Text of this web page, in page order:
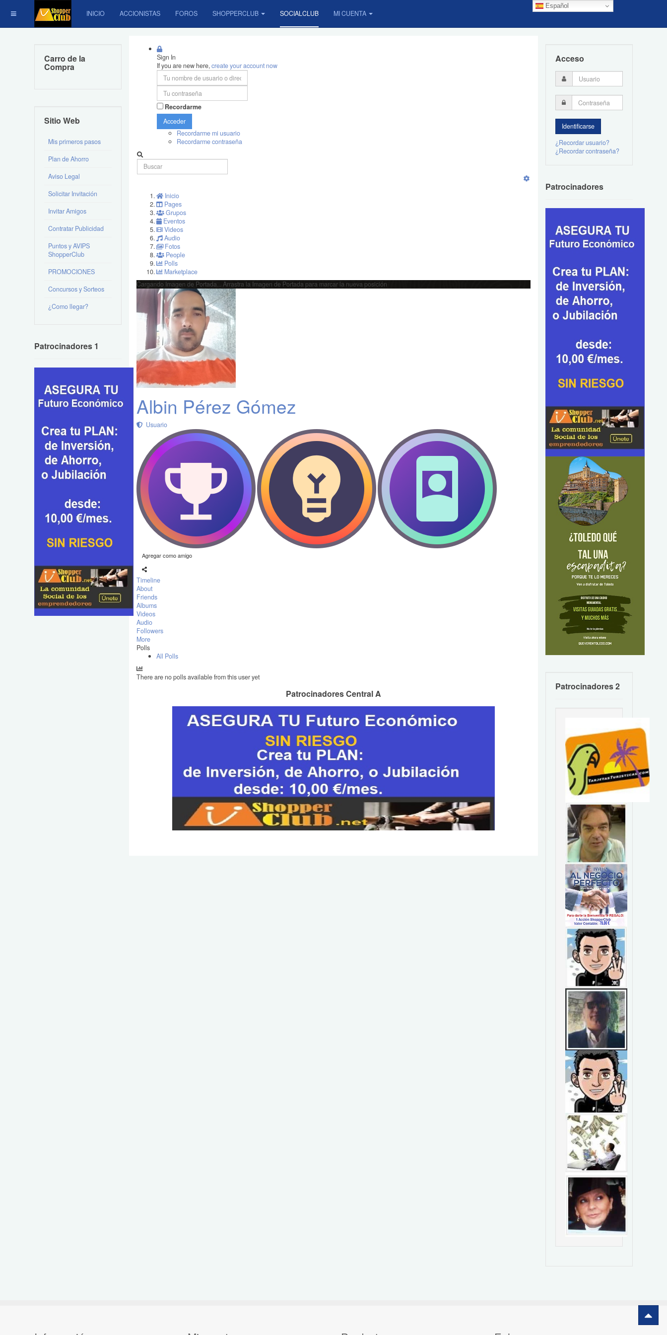
Español
INICIO ACCIONISTAS FOROS SHOPPERCLUB SOCIALCLUB MI CUENTA
Sign In
If you are new here,create your account now
Recordarme
Acceder
Recordarme mi usuario
Recordarme contraseña
Inicio
Pages
Grupos
Eventos
Videos
Audio
Fotos
People
Polls
Marketplace
Cargando Imagen de Portada... Arrastra la Imagen de Portada para marcar la nueva posición
Albin Pérez Gómez
Usuario
Agregar como amigo
Timeline
About
Friends
Albums
Videos
Audio
Followers
More
Polls
All Polls
There are no polls available from this user yet
Patrocinadores Central A
Carro de la
Compra
Sitio Web
Mis primeros pasos
Plan de Ahorro
Aviso Legal
Solicitar Invitación
Invitar Amigos
Contratar Publicidad
Puntos y AVIPS
ShopperClub
PROMOCIONES
Concursos y Sorteos
¿Como llegar?
Patrocinadores 1
Acceso
¿Recordar usuario?
¿Recordar contraseña?
Patrocinadores
Patrocinadores 2